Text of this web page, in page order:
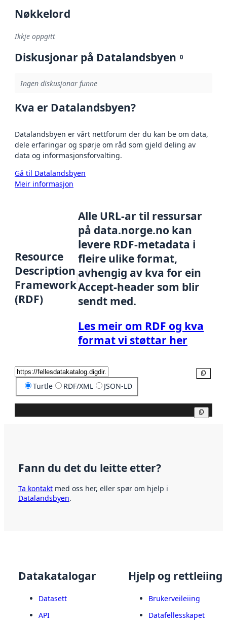
Nøkkelord
Ikkje oppgitt
Diskusjonar på Datalandsbyen 0
Ingen diskusjonar funne
Kva er Datalandsbyen?
Datalandsbyen er vårt nettforum der du kan be om data,
dele erfaringar og spørje om råd som gjeld deling av
data og informasjonsforvalting.
Gå til Datalandsbyen
Meir informasjon
Resource
Description
Framework
(RDF)
Alle URL-ar til ressursar
på data.norge.no kan
levere RDF-metadata i
fleire ulike format,
avhengig av kva for ein
Accept-header som blir
sendt med.
Les meir om RDF og kva
format vi støttar her
Turtle RDF/XML JSON-LD
Fann du det du leitte etter?
Ta kontakt med oss her, eller spør om hjelp i
Datalandsbyen.
Datakatalogar
Datasett
API
Hjelp og rettleiing
Brukerveileiing
Datafellesskapet